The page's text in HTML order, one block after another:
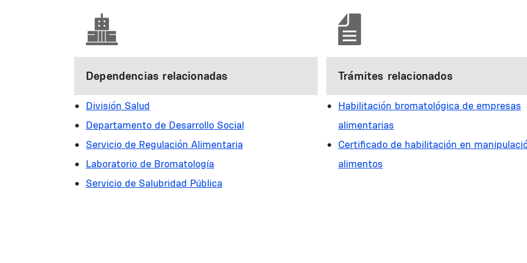
Dependencias relacionadas
División Salud
Departamento de Desarrollo Social
Servicio de Regulación Alimentaria
Laboratorio de Bromatología
Servicio de Salubridad Pública
Trámites relacionados
Habilitación bromatológica de empresas
alimentarias
Certificado de habilitación en
alimentos